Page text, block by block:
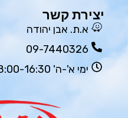
יצירת קשר
א.ת. אבן יהודה
09-7440326
ימי א'-ה' 8:00-16:30 | ימי ו' סגור